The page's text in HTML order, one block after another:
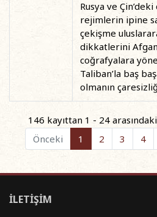
Rusya ve
rejimlerin ipine
çekişme
dikkatlerini
coğrafyalara
Taliban’la baş
olmanın
146 kayıttan 1 - 24
Önceki
1 2 3 4
İLETİŞİM